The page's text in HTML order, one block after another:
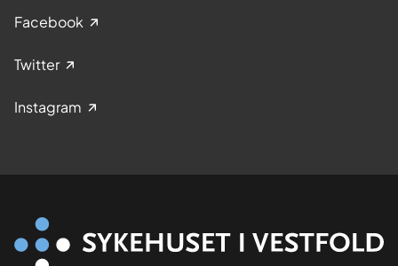
Facebook
Twitter
Instagram